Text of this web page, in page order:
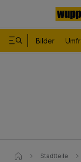
Bilder
Stadtteile